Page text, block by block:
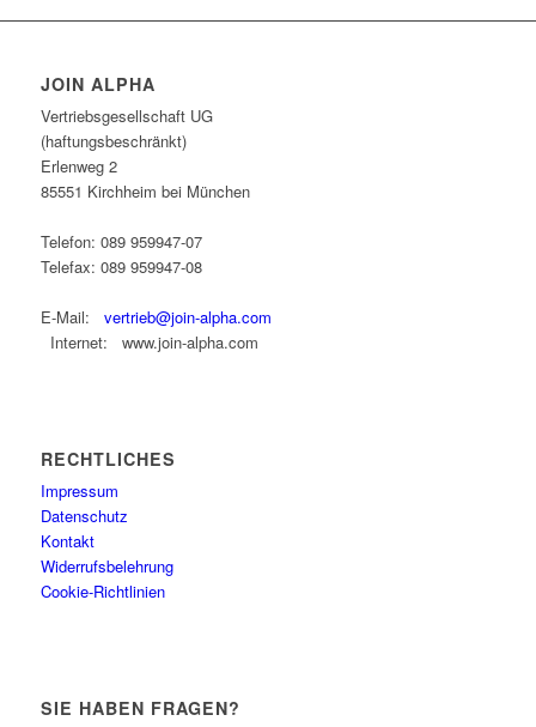
JOIN ALPHA
Vertriebsgesellschaft UG
(haftungsbeschränkt)
Erlenweg 2
85551 Kirchheim bei München
Telefon: 089 959947-07
Telefax: 089 959947-08
E-Mail: vertrieb@join-alpha.com
Internet: www.join-alpha.com
RECHTLICHES
Impressum
Datenschutz
Kontakt
Widerrufsbelehrung
Cookie-Richtlinien
SIE HABEN FRAGEN?